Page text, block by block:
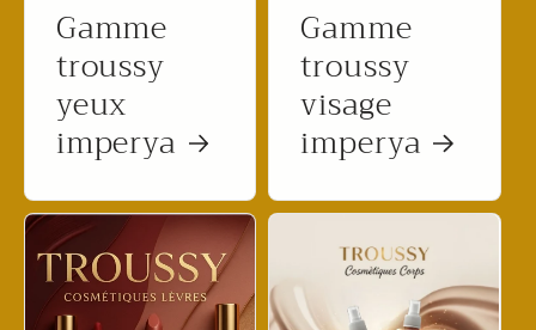
Gamme
troussy
yeux
imperya
Gamme
troussy
visage
imperya